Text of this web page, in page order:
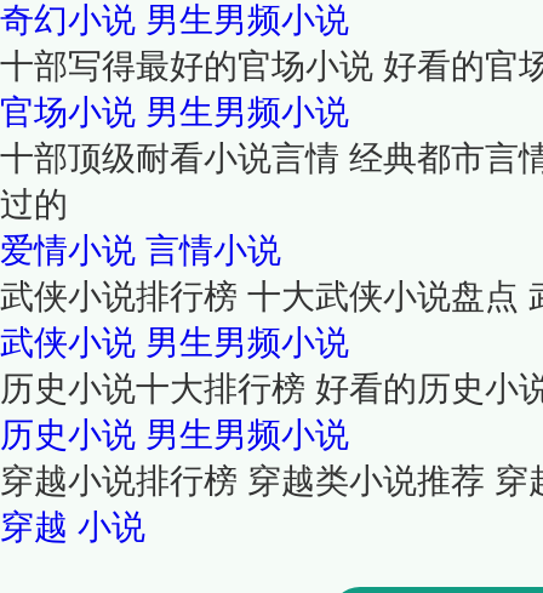
奇幻小说 男生男频小说
十部写得最好的官场小说 好看的官
官场小说 男生男频小说
十部顶级耐看小说言情 经典都市言
过的
爱情小说 言情小说
武侠小说排行榜 十大武侠小说盘点
武侠小说 男生男频小说
历史小说十大排行榜 好看的历史小
历史小说 男生男频小说
穿越小说排行榜 穿越类小说推荐 穿
穿越 小说